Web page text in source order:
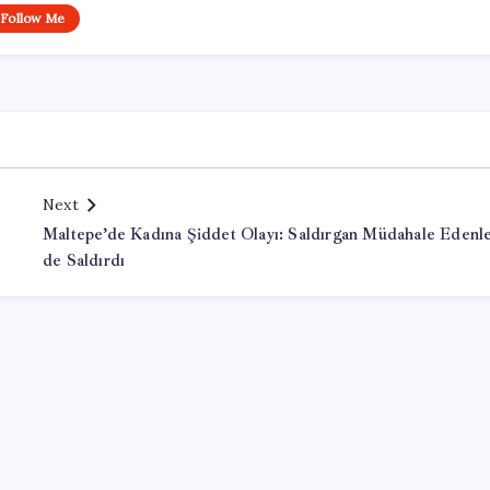
Follow Me
Next
Maltepe’de Kadına Şiddet Olayı: Saldırgan Müdahale
de Saldırdı